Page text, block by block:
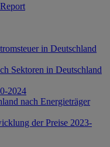
in Deutschland
Sektoren in Deutschland
2024
nach Energieträger
der Preise 2023-